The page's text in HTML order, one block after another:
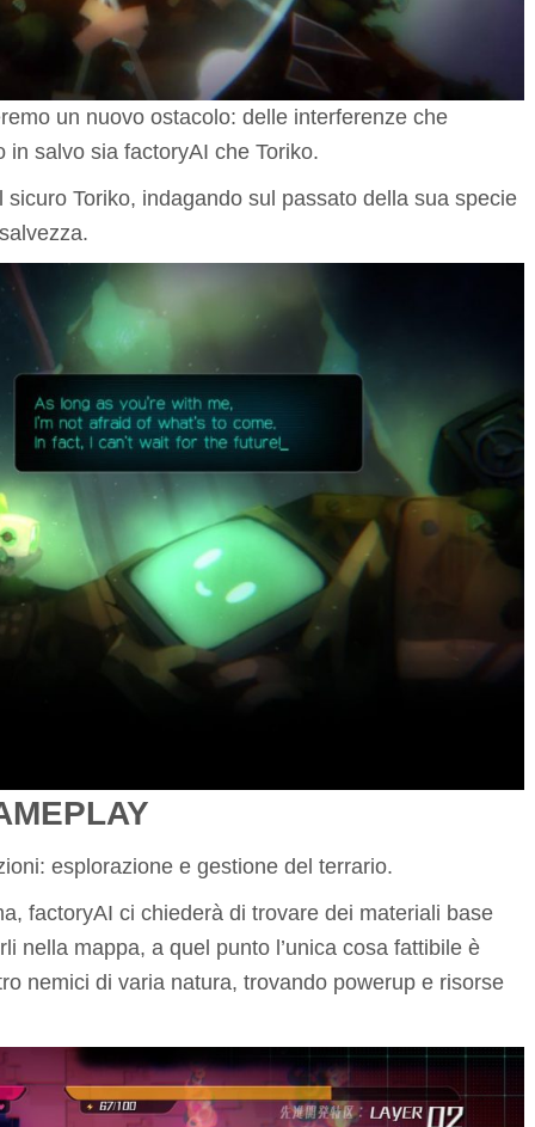
un nuovo ostacolo: delle interferenze che
salvo sia factoryAI che Toriko.
Toriko, indagando sul passato della sua specie
esplorazione e gestione del terrario.
factoryAI ci chiederà di trovare dei materiali base
nella mappa, a quel punto l’unica cosa fattibile è
nemici di varia natura, trovando powerup e risorse